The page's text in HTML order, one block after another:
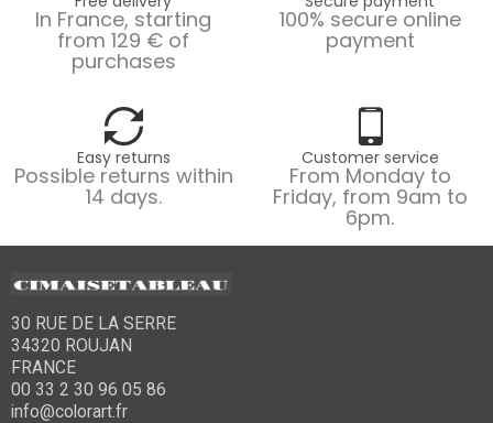
In France, starting
from 129 € of
purchases
100% secure online
payment
Easy returns
Possible returns within
14 days.
Customer service
From Monday to
Friday, from 9am to
6pm.
30 RUE DE LA SERRE
34320 ROUJAN
FRANCE
00 33 2 30 96 05 86
info@colorart.fr